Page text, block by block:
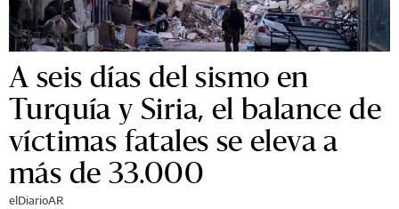
A seis días del sismo en
Turquía y Siria, el balance de
víctimas fatales se eleva a
más de 33.000
elDiarioAR